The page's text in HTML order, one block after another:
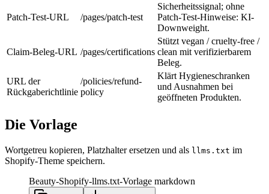
Patch-Test-URL /pages/patch-test
Sicherheitssignal; ohne
Patch-Test-Hinweise: KI-
Downweight.
Claim-Beleg-URL /pages/certifications
Stützt vegan / cruelty-free /
clean mit verifizierbarem
Beleg.
URL der
Rückgaberichtlinie
/policies/refund-
policy
Klärt Hygieneschranken
und Ausnahmen bei
geöffneten Produkten.
Die Vorlage
Wortgetreu kopieren, Platzhalter ersetzen und als llms.txt im
Shopify-Theme speichern.
Beauty-Shopify-llms.txt-Vorlage markdown